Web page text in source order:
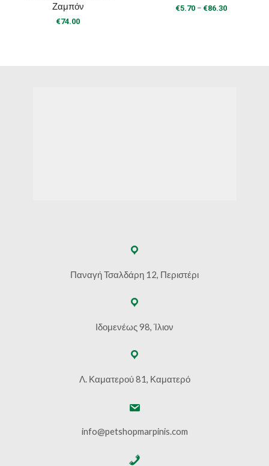
Ζαμπόν
€74.00
€5.70 – €86.30Price
Παναγή Τσαλδάρη 12, Περιστέρι
Ιδομενέως 98, Ίλιον
Λ. Καματερού 81, Καματερό
info@petshopmarpinis.com